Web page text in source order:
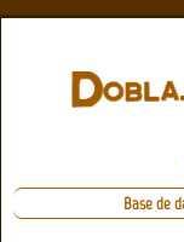
Base de